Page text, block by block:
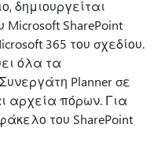
δημιουργείται
SharePoint
365 του σχεδίου.
όλα τα
Planner σε
αρχεία πόρων. Για
του SharePoint